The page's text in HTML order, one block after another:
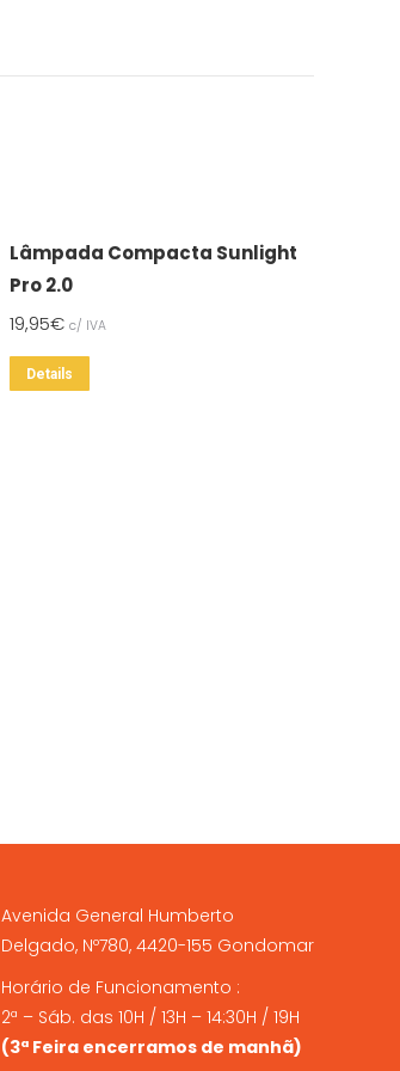
Lâmpada Compacta Sunlight
Pro 2.0
19,95€ c/ IVA
Details
Avenida General Humberto
Delgado, Nº780, 4420-155 Gondomar
Horário de Funcionamento :
2ª – Sáb. das 10H / 13H – 14:30H / 19H
(3ª Feira encerramos de manhã)